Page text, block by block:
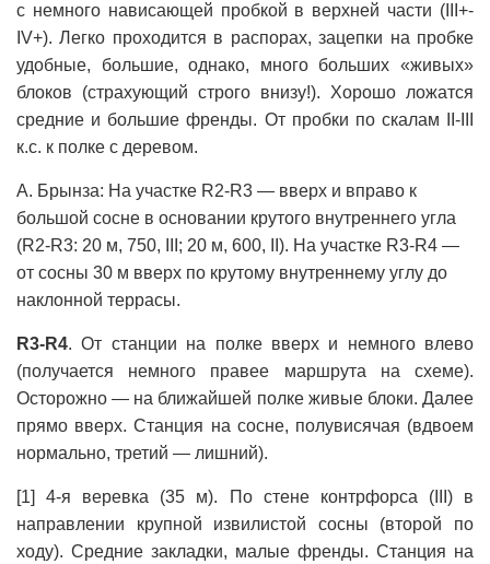
с немного нависающей пробкой в верхней части (III+-
IV+). Легко проходится в распорах, зацепки на пробке
удобные, большие, однако, много больших «живых»
блоков (страхующий строго внизу!). Хорошо ложатся
средние и большие френды. От пробки по скалам II-III
к.с. к полке с деревом.
А. Брынза: На участке R2-R3 — вверх и вправо к
большой сосне в основании крутого внутреннего угла
(R2-R3: 20 м, 750, III; 20 м, 600, II). На участке R3-R4 —
от сосны 30 м вверх по крутому внутреннему углу до
наклонной террасы.
R3-R4. От станции на полке вверх и немного влево
(получается немного правее маршрута на схеме).
Осторожно — на ближайшей полке живые блоки. Далее
прямо вверх. Станция на сосне, полувисячая (вдвоем
нормально, третий — лишний).
[1] 4-я веревка (35 м). По стене контрфорса (III) в
направлении крупной извилистой сосны (второй по
ходу). Средние закладки, малые френды. Станция на